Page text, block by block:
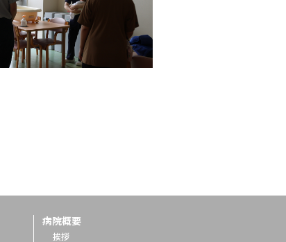
病院概要
挨拶